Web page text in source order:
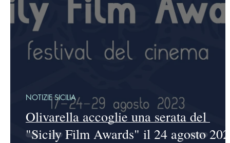
Olivarella accoglie una serata del
"Sicily Film Awards" il 24 agosto 2023
NOTIZIE SICILIA